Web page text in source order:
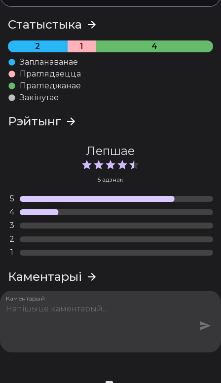
Апублікава 08.04.2025
10 серыя
Апублікава 09.04.2025
11 серыя
Апублікава 10.04.2025
Статыстыка
2 1
4
Запланаванае
Праглядаецца
Прагледжанае
Закінутае
Рэйтынг
Лепшае
5 адзнак
5
4
3
2
1
Каментарыі
Каментарый